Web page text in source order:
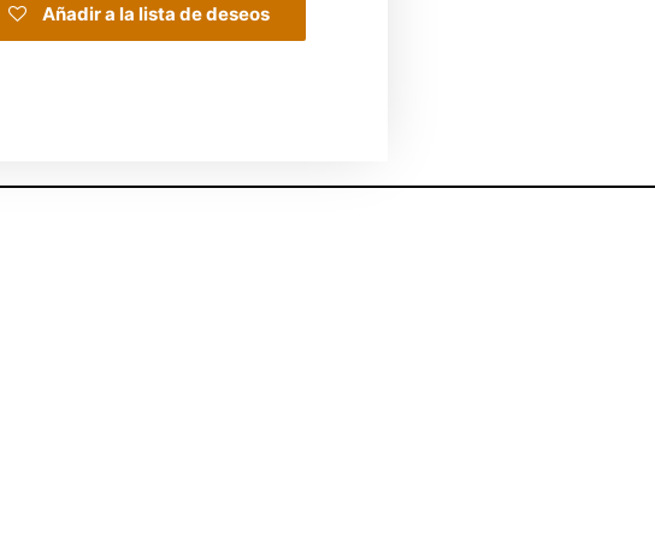
Añadir a la lista de deseos